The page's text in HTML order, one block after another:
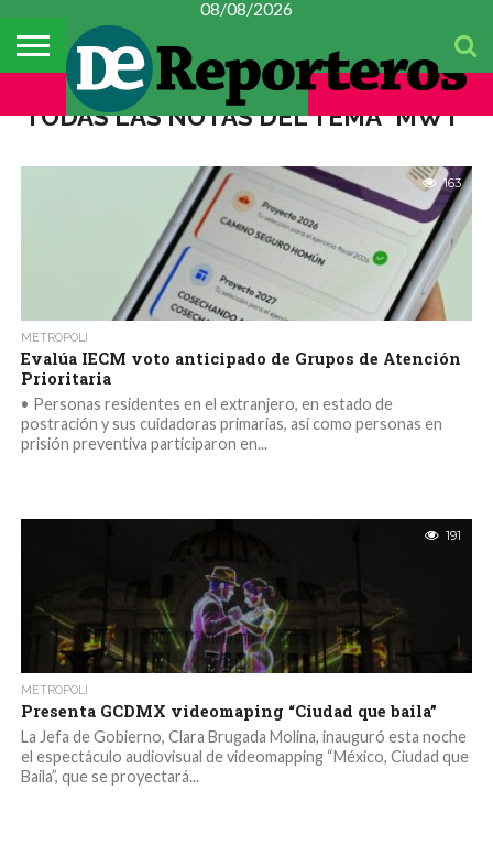
TEMAS
DEL
#CONSTITUYENTE
MÉXICO
METROPOLI
POLICIACA
ESPECTÁCULOS
CULTURA
FINANZAS
CIENCIA Y
TECNOLOGÍA
MUJER
08/08/2026
TODAS LAS NOTAS DEL TEMA "MWT"
163
METROPOLI
Evalúa IECM voto anticipado de Grupos de Atención
Prioritaria
• Personas residentes en el extranjero, en estado de
postración y sus cuidadoras primarias, así como personas en
prisión preventiva participaron en...
191
METROPOLI
Presenta GCDMX videomaping “Ciudad que baila”
La Jefa de Gobierno, Clara Brugada Molina, inauguró esta noche
el espectáculo audiovisual de videomapping “México, Ciudad que
Baila”, que se proyectará...